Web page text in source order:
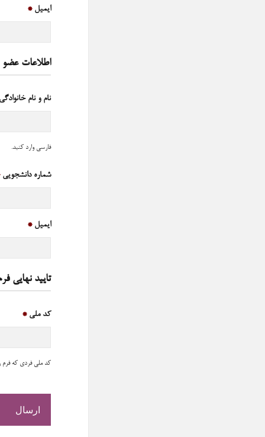
ایمیل *
اطلاعات عضو 3
نام و نام
فارسی وارد کنید.
شماره دانشجویی
ایمیل *
تایید نهایی
کد ملی *
کد ملی فردی که فرم